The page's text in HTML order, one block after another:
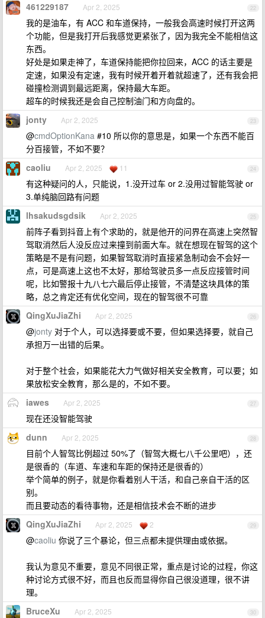
22
461229187 Apr 2, 2025
我的是油车，有 ACC 和车道保持，一般我会高速时候打开这两
个功能，但是我打开后我感觉更紧张了，因为我完全不能相信这
东西。
好处是如果走神了，车道保持能把你拉回来，ACC 的话主要是
定速，如果没有定速，我有时候开着开着就超速了，还有我会把
碰撞检测调到最远距离，保持最大车距。
超车的时候我还是会自己控制油门和方向盘的。
23
jonty Apr 2, 2025
@cmdOptionKana #10 所以你的意思是，如果一个东西不能百
分百接管，不如不要？
24
caoliu Apr 2, 2025 11
有这种疑问的人，只能说，1.没开过车 or 2.没用过智能驾驶 or
3.单纯脑回路有问题
25
lhsakudsgdsik Apr 2, 2025
前阵子看到抖音上有个求助的，就是他开的问界在高速上突然智
驾取消然后人没反应过来撞到前面大车。就在想现在智驾的这个
策略是不是有问题，如果智驾取消时直接紧急制动会不会好一
点，可是高速上这也不太好，那给驾驶员多一点反应接管时间
呢，比如警报十九八七六最后停止接管，不清楚这块具体的策
略，总之肯定还有优化空间，现在的智驾很不可靠
26
QingXuJiaZhi Apr 2, 2025
@jonty 对于个人，可以选择要或不要，但如果选择要，就自己
承担万一出错的后果。
对于整个社会，如果能花大力气做好相关安全教育，可以要；如
果放松安全教育，那么是的，不如不要。
27
iawes Apr 2, 2025
现在还没智能驾驶
28
dunn Apr 2, 2025
目前个人智驾比例超过 50%了（智驾大概七八千公里吧），还
是很香的（车道、车速和车距的保持还是很香的）
举个简单的例子，就是你看着别人干活，和自己亲自干活的区
别。
而且要动态的看待事物，还是相信技术会不断的进步
29
QingXuJiaZhi Apr 2, 2025 2
@caoliu 你说了三个暴论，但三点都未提供理由或依据。
我认为意见不重要，意见不同很正常，重点是讨论的过程，你这
种讨论方式很不好，而且也反而显得你自己很没道理，很不讲
理。
30
BruceXu Apr 2, 2025